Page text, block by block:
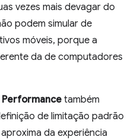
vezes mais devagar do
podem simular de
móveis, porque a
da de computadores
Performance também
de limitação padrão
da experiência